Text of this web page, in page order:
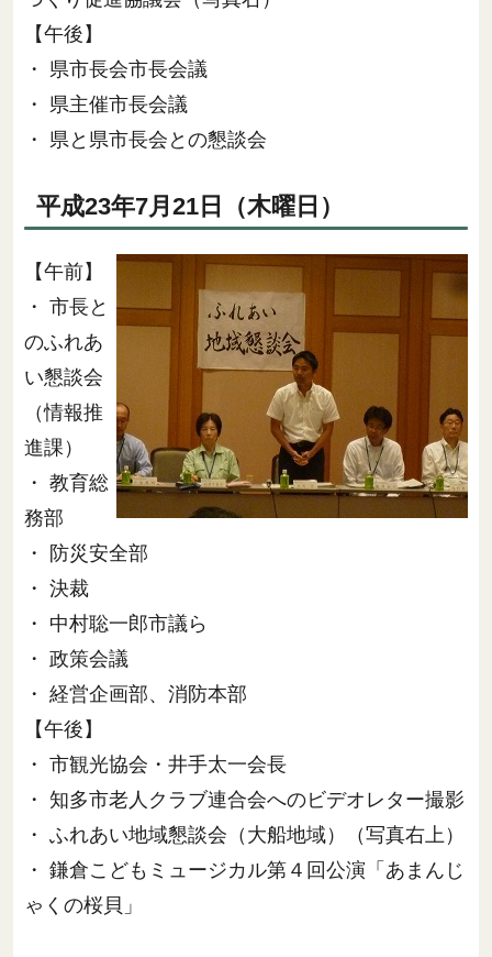
【午後】
・ 県市長会市長会議
・ 県主催市長会議
・ 県と県市長会との懇談会
平成23年7月21日（木曜日）
【午前】
・ 市長と
のふれあ
い懇談会
（情報推
進課）
・ 教育総
務部
・ 防災安全部
・ 決裁
・ 中村聡一郎市議ら
・ 政策会議
・ 経営企画部、消防本部
【午後】
・ 市観光協会・井手太一会長
・ 知多市老人クラブ連合会へのビデオレター撮影
・ ふれあい地域懇談会（大船地域）（写真右上）
・ 鎌倉こどもミュージカル第４回公演「あまんじ
ゃくの桜貝」